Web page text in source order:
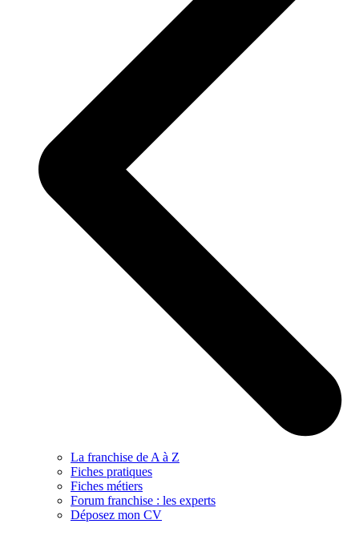
La franchise de A à Z
Fiches pratiques
Fiches métiers
Forum franchise : les experts
Déposez mon CV